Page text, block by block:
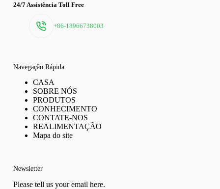
24/7 Assistência Toll Free
+86-18966738003
Navegação Rápida
CASA
SOBRE NÓS
PRODUTOS
CONHECIMENTO
CONTATE-NOS
REALIMENTAÇÃO
Mapa do site
Newsletter
Please tell us your email here.